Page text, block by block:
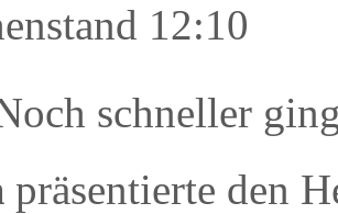
12:10
schneller
präsentierte den